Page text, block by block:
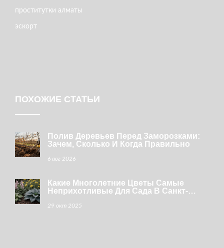
проститутки алматы
эскорт
ПОХОЖИЕ СТАТЬИ
Полив Деревьев Перед Заморозками:
Зачем, Сколько И Когда Правильно
6 авг 2026
Какие Многолетние Цветы Самые
Неприхотливые Для Сада В Санкт-
29 окт 2025